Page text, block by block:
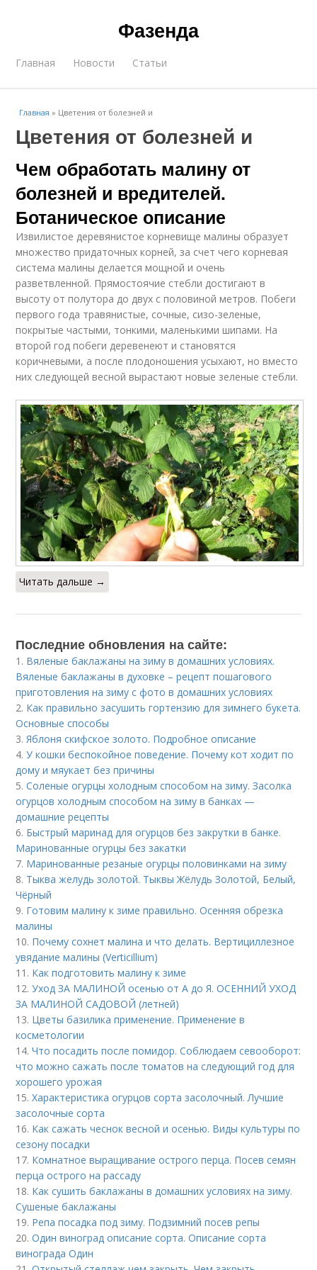
Фазенда
Главная Новости Статьи
Главная » Цветения от болезней и
Цветения от болезней и
Чем обработать малину от
болезней и вредителей.
Ботаническое описание
Извилистое деревянистое корневище малины образует
множество придаточных корней, за счет чего корневая
система малины делается мощной и очень
разветвленной. Прямостоячие стебли достигают в
высоту от полутора до двух с половиной метров. Побеги
первого года травянистые, сочные, сизо-зеленые,
покрытые частыми, тонкими, маленькими шипами. На
второй год побеги деревенеют и становятся
коричневыми, а после плодоношения усыхают, но вместо
них следующей весной вырастают новые зеленые стебли.
Читать дальше →
Последние обновления на сайте:
1. Вяленые баклажаны на зиму в домашних условиях.
Вяленые баклажаны в духовке – рецепт пошагового
приготовления на зиму с фото в домашних условиях
2. Как правильно засушить гортензию для зимнего букета.
Основные способы
3. Яблоня скифское золото. Подробное описание
4.У кошки беспокойное поведение. Почему кот ходит по
дому и мяукает без причины
5.Соленые огурцы холодным способом на зиму. Засолка
огурцов холодным способом на зиму в банках —
домашние рецепты
6. Быстрый маринад для огурцов без закрутки в банке.
Маринованные огурцы без закатки
7. Маринованные резаные огурцы половинками на зиму
8. Тыква желудь золотой. Тыквы Жёлудь Золотой, Белый,
Чёрный
9. Готовим малину к зиме правильно. Осенняя обрезка
малины
10. Почему сохнет малина и что делать. Вертициллезное
увядание малины (Verticillium)
11. Как подготовить малину к зиме
12.Уход ЗА МАЛИНОЙ осенью от А до Я. ОСЕННИЙ УХОД
ЗА МАЛИНОЙ САДОВОЙ (летней)
13. Цветы базилика применение. Применение в
косметологии
14.Что посадить после помидор. Соблюдаем севооборот:
что можно сажать после томатов на следующий год для
хорошего урожая
15.Характеристика огурцов сорта засолочный. Лучшие
засолочные сорта
16. Как сажать чеснок весной и осенью. Виды культуры по
сезону посадки
17. Комнатное выращивание острого перца. Посев семян
перца острого на рассаду
18. Как сушить баклажаны в домашних условиях на зиму.
Сушеные баклажаны
19. Репа посадка под зиму. Подзимний посев репы
20.Один виноград описание сорта. Описание сорта
винограда Один